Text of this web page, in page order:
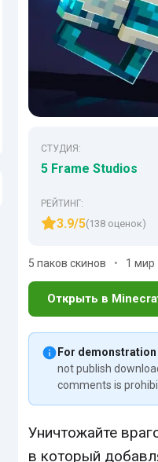
СТУДИЯ:
5 Frame Studios
РЕЙТИНГ:
3.9/5(138 оценок)
5 паков скинов 1 мир
Открыть в
For
not publish
comments is
Уничтожайте
в который